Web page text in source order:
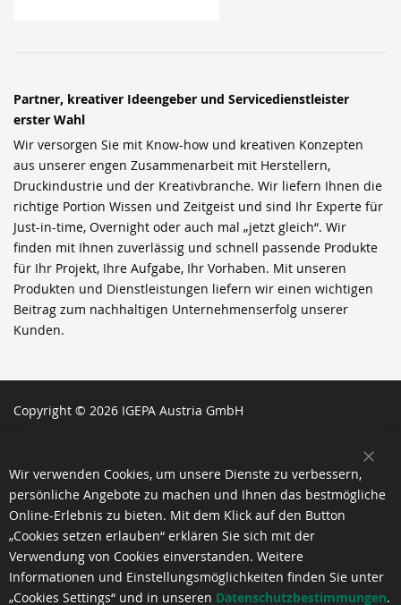
Partner, kreativer Ideengeber und Servicedienstleister
erster Wahl
Wir versorgen Sie mit Know-how und kreativen Konzepten
aus unserer engen Zusammenarbeit mit Herstellern,
Druckindustrie und der Kreativbranche. Wir liefern Ihnen die
richtige Portion Wissen und Zeitgeist und sind Ihr Experte für
Just-in-time, Overnight oder auch mal „jetzt gleich“. Wir
finden mit Ihnen zuverlässig und schnell passende Produkte
für Ihr Projekt, Ihre Aufgabe, Ihr Vorhaben. Mit unseren
Produkten und Dienstleistungen liefern wir einen wichtigen
Beitrag zum nachhaltigen Unternehmenserfolg unserer
Kunden.
Copyright © 2026 IGEPA Austria GmbH
Wir verwenden Cookies, um unsere Dienste zu verbessern,
persönliche Angebote zu machen und Ihnen das bestmögliche
Online-Erlebnis zu bieten. Mit dem Klick auf den Button
„Cookies setzen erlauben“ erklären Sie sich mit der
Verwendung von Cookies einverstanden. Weitere
Informationen und Einstellungsmöglichkeiten finden Sie unter
„Cookies Settings“ und in unseren Datenschutzbestimmungen.